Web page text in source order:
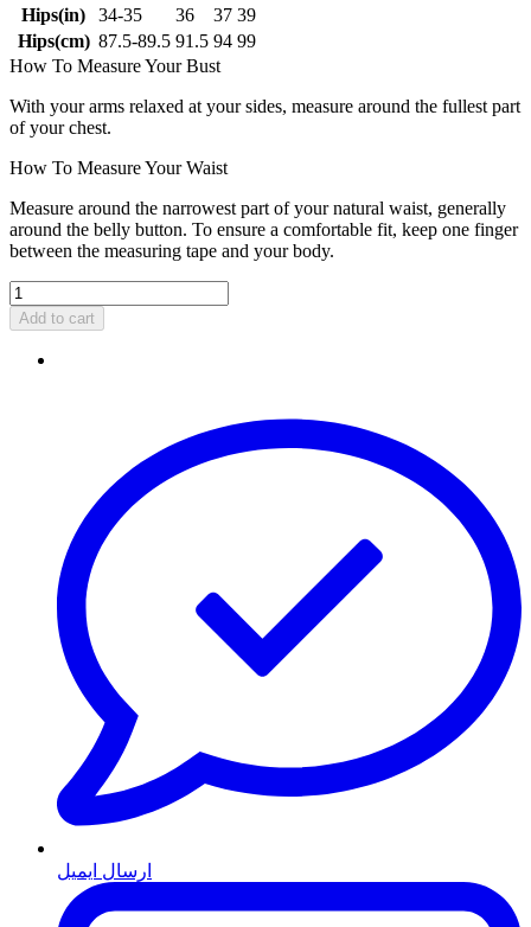
Hips(in)
34-35 36 37 39
Hips(cm) 87.5-89.5 91.5 94 99
How To Measure Your Bust
With your arms relaxed at your sides, measure around the fullest part
of your chest.
How To Measure Your Waist
Measure around the narrowest part of your natural waist, generally
around the belly button. To ensure a comfortable fit, keep one finger
between the measuring tape and your body.
Add to cart
ارسال ایمیل